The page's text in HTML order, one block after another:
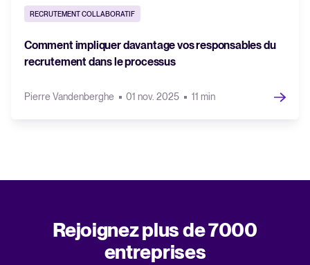
RECRUTEMENT COLLABORATIF
Comment impliquer davantage vos responsables du
recrutement dans le processus
Pierre Vandenberghe 01 nov. 2025 11 min
Rejoignez plus de 7000
entreprises